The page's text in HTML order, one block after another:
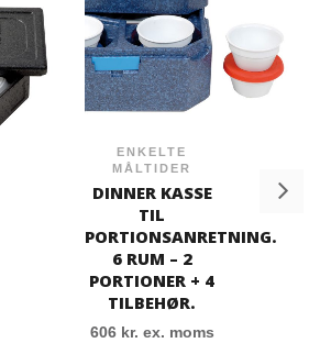
ENKELTE
MÅLTIDER
DINNER KASSE
TIL
PORTIONSANRETNING.
6 RUM – 2
PORTIONER + 4
TILBEHØR.
606 kr. ex. moms